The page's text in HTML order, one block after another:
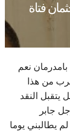
فتاة
نعم
من هذا
يتقبل النقد
جابر
يطالبني يوما